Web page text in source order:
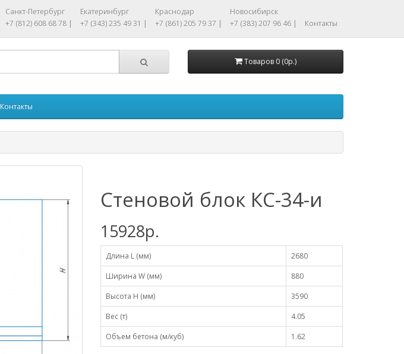
Санкт-Петербург
+7 (812) 608 68 78 |
Екатеринбург
+7 (343) 235 49 31 |
Краснодар
+7 (861) 205 79 37 |
Новосибирск
+7 (383) 207 96 46 |
Контакты
Товаров 0 (0р.)
Контакты
Стеновой блок КС-34-и
15928р.
Длина L (мм)
2680
Ширина W (мм)
880
Высота H (мм)
3590
Вес (т)
4.05
Объем бетона (м/куб)
1.62